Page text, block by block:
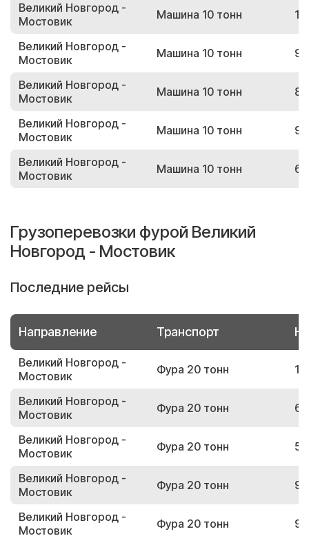
Великий Новгород -
Мостовик
Машина 10 тонн
Великий Новгород -
Мостовик
Машина 10 тонн
Великий Новгород -
Мостовик
Машина 10 тонн
Великий Новгород -
Мостовик
Машина 10 тонн
Великий Новгород -
Мостовик
Машина 10 тонн
Грузоперевозки фурой Великий
Новгород - Мостовик
Последние рейсы
Направление Транспорт
Великий Новгород -
Мостовик
Фура 20 тонн
Великий Новгород -
Мостовик
Фура 20 тонн
Великий Новгород -
Мостовик
Фура 20 тонн
Великий Новгород -
Мостовик
Фура 20 тонн
Великий Новгород -
Мостовик
Фура 20 тонн